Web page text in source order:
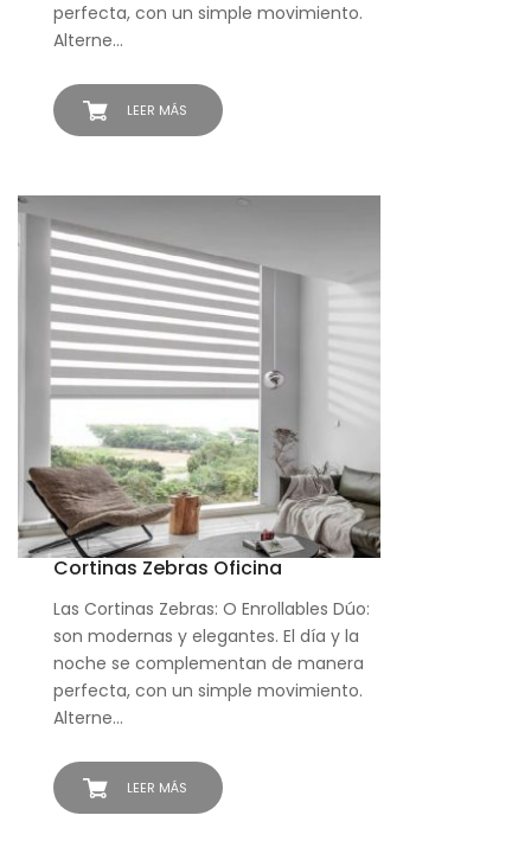
LEER MÁS
perfecta, con un simple movimiento.
Alterne…
LEER MÁS
Cortinas Zebras Oficina
Las Cortinas Zebras: O Enrollables Dúo:
son modernas y elegantes. El día y la
noche se complementan de manera
perfecta, con un simple movimiento.
Alterne…